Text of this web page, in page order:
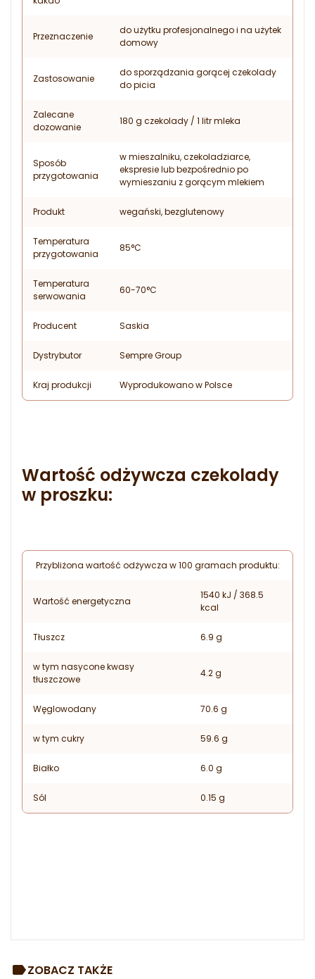
Przeznaczenie
do użytku profesjonalnego i na użytek
domowy
Zastosowanie
do sporządzania gorącej czekolady
do picia
Zalecane
dozowanie
180 g czekolady / 1 litr mleka
Sposób
przygotowania
w mieszalniku, czekoladziarce,
ekspresie lub bezpośrednio po
wymieszaniu z gorącym mlekiem
Produkt wegański, bezglutenowy
Temperatura
przygotowania
85°C
Temperatura
serwowania
60-70°C
Producent Saskia
Dystrybutor Sempre Group
Kraj produkcji Wyprodukowano w Polsce
Wartość odżywcza czekolady
w proszku:
Przybliżona wartość odżywcza w 100 gramach produktu:
Wartość energetyczna
1540 kJ / 368.5
kcal
Tłuszcz 6.9 g
w tym nasycone kwasy
tłuszczowe
4.2 g
Węglowodany 70.6 g
w tym cukry 59.6 g
Białko 6.0 g
Sól 0.15 g
ZOBACZ TAKŻE